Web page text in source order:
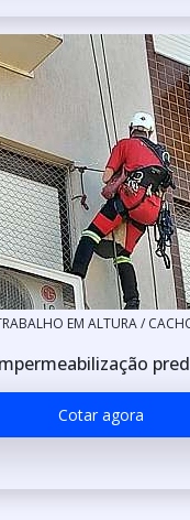
EM ALTURA /
Cotar agora